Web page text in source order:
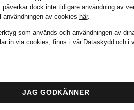
dock inte tidigare användning av
användningen av cookies här.
som används och användningen av
in via cookies, finns i vår Dataskydd och i
JAG GODKÄNNER